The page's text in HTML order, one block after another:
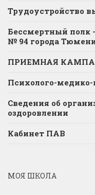
Трудоустройство
Бессмертный
№ 94 города
ПРИЕМНАЯ
Психолого-
Сведения об
оздоровлении
Кабинет ПАВ
МОЯ ШКОЛА